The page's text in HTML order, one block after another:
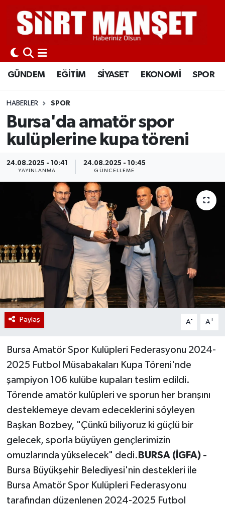
GÜNDEM EĞİTİM SİYASET EKONOMİ SPOR
HABERLER SPOR
Bursa'da amatör spor
kulüplerine kupa töreni
24.08.2025 - 10:41
YAYINLANMA
24.08.2025 - 10:45
GÜNCELLEME
Paylaş A- A+
Bursa Amatör Spor Kulüpleri Federasyonu 2024-
2025 Futbol Müsabakaları Kupa Töreni'nde
şampiyon 106 kulübe kupaları teslim edildi.
Törende amatör kulüpleri ve sporun her branşını
desteklemeye devam edeceklerini söyleyen
Başkan Bozbey, "Çünkü biliyoruz ki güçlü bir
gelecek, sporla büyüyen gençlerimizin
omuzlarında yükselecek" dedi. BURSA (İGFA) -
Bursa Büyükşehir Belediyesi'nin destekleri ile
Bursa Amatör Spor Kulüpleri Federasyonu
tarafından düzenlenen 2024-2025 Futbol
GÜNDEM
EĞİTİM
SİYASET
EKONOMİ
SPOR
İLÇELER
KÜLTÜR-SANAT
SAĞLIK-YAŞAM
Siirt Nöbetçi Eczaneler
Siirt Hava Durumu
Siirt Namaz Vakitleri
Siirt Trafik Yoğunluk Haritası
Süper Lig Puan Durumu ve Fikstür
Tüm Manşetler
Son Dakika Haberleri
Haber Arşivi